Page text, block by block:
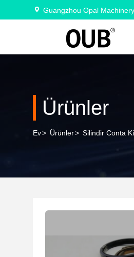
Guangzhou Opal
Ürünler
Ev> Ürünler> Silindir Conta